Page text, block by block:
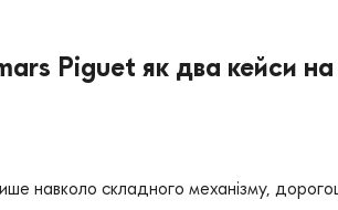
Piguet як два кейси на
навколо складного механізму,